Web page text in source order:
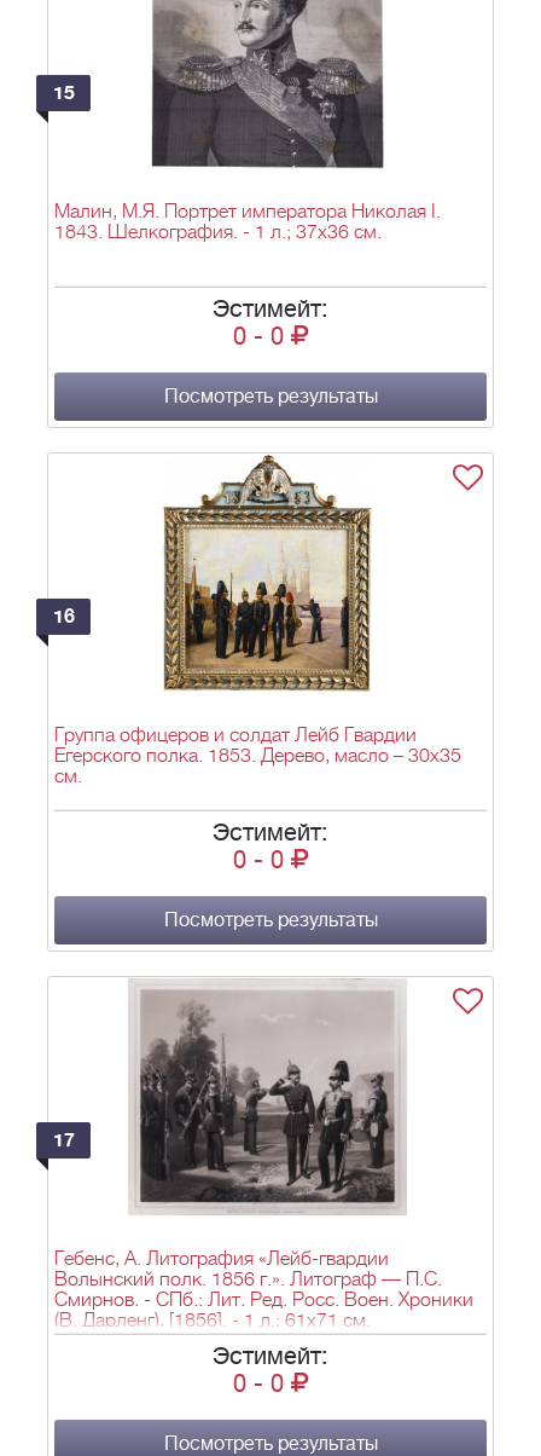
15
Малин, М.Я. Портрет императора Николая I.
1843. Шелкография. - 1 л.; 37х36 см.
Эстимейт:
0 - 0
Посмотреть результаты
16
Группа офицеров и солдат Лейб Гвардии
Егерского полка. 1853. Дерево, масло – 30х35
см.
Эстимейт:
0 - 0
Посмотреть результаты
17
Гебенс, А. Литография «Лейб-гвардии
Волынский полк. 1856 г.». Литограф — П.С.
Смирнов. - СПб.: Лит. Ред. Росс. Воен. Хроники
(В. Дарленг), [1856]. - 1 л.; 61х71 см.
Эстимейт:
0 - 0
Посмотреть результаты